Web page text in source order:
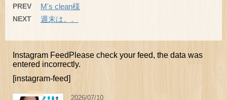
PREV M's clean様
NEXT 週末は。。
Instagram FeedPlease check your feed, the data was
entered incorrectly.
[instagram-feed]
2026/07/10